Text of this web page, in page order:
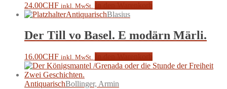
24.00CHF inkl. MwSt.
AntiquarischBlasius
Der Till vo Basel. E modärn Märli.
16.00CHF inkl. MwSt.
AntiquarischBollinger, Armin